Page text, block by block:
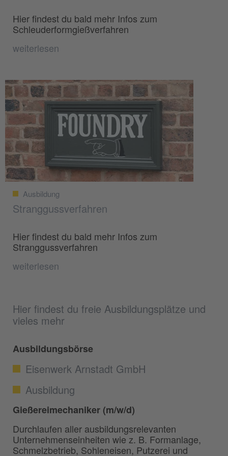
Hier findest du freie Ausbildungsplätze und
vieles mehr
Ausbildungsbörse
Eisenwerk Arnstadt GmbH
Ausbildung
Gießereimechaniker (m/w/d)
Durchlaufen aller ausbildungsrelevanten
Unternehmenseinheiten wie z. B. Formanlage,
Schmelzbetrieb, Sohleneisen, Putzerei und
Hier findest du bald mehr Infos zum
Schleuderformgießverfahren
weiterlesen
Ausbildung
Stranggussverfahren
Hier findest du bald mehr Infos zum
Stranggussverfahren
weiterlesen